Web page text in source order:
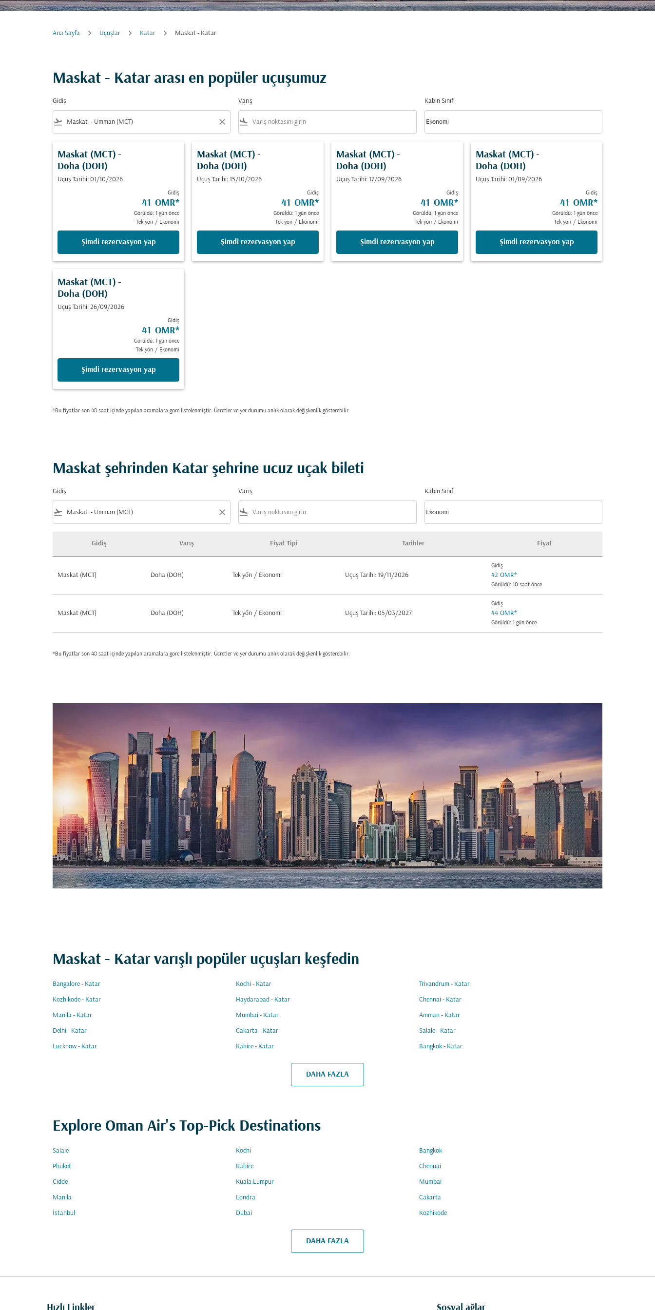
Ana Sayfa Uçuşlar Katar Maskat - Katar
Maskat - Katar arası en popüler uçuşumuz
Gidiş
flight_takeoff close
Varış
flight_land
Kabin Sınıfı
Kabin Sınıfı option Ekonomi Selected
Ekonomi
keyboard_arrow_down
Maskat (MCT) -
Doha (DOH)
Uçuş Tarihi: 01/10/2026
Gidiş
41 OMR*
Görüldü: 1 gün önce
Tek yön / Ekonomi
Şimdi rezervasyon yap
Maskat (MCT) -
Doha (DOH)
Uçuş Tarihi: 15/10/2026
Gidiş
41 OMR*
Görüldü: 1 gün önce
Tek yön / Ekonomi
Şimdi rezervasyon yap
Maskat (MCT) -
Doha (DOH)
Uçuş Tarihi: 17/09/2026
Gidiş
41 OMR*
Görüldü: 1 gün önce
Tek yön / Ekonomi
Şimdi rezervasyon yap
Maskat (MCT) -
Doha (DOH)
Uçuş Tarihi: 01/09/2026
Gidiş
41 OMR*
Görüldü: 1 gün önce
Tek yön / Ekonomi
Şimdi rezervasyon yap
Maskat (MCT) -
Doha (DOH)
Uçuş Tarihi: 26/09/2026
Gidiş
41 OMR*
Görüldü: 1 gün önce
Tek yön / Ekonomi
Şimdi rezervasyon yap
*Bu fiyatlar son 48 saat içinde yapılan aramalara gore listelenmiştir. Ücretler ve yer durumu anlık olarak değişkenlik gösterebilir.
Maskat şehrinden Katar şehrine ucuz uçak bileti
Gidiş
flight_takeoff close
Varış
flight_land
Kabin Sınıfı
Kabin Sınıfı option Ekonomi Selected
Ekonomi
keyboard_arrow_down
Gidiş Varış Fiyat Tipi Tarihler Fiyat
Maskat (MCT) Doha (DOH) Tek yön / Ekonomi Uçuş Tarihi: 19/11/2026
Gidiş
42 OMR*
Görüldü: 10 saat önce
Maskat (MCT) Doha (DOH) Tek yön / Ekonomi Uçuş Tarihi: 05/03/2027
Gidiş
44 OMR*
Görüldü: 1 gün önce
*Bu fiyatlar son 48 saat içinde yapılan aramalara gore listelenmiştir. Ücretler ve yer durumu anlık olarak değişkenlik gösterebilir.
Maskat - Katar varışlı popüler uçuşları keşfedin
Bangalore - Katar Kochi - Katar Trivandrum - Katar
Kozhikode - Katar Haydarabad - Katar Chennai - Katar
Manila - Katar Mumbai - Katar Amman - Katar
Delhi - Katar Cakarta - Katar Salale - Katar
Lucknow - Katar Kahire - Katar Bangkok - Katar
DAHA FAZLA
Explore Oman Air's Top-Pick Destinations
Salale Kochi Bangkok
Phuket Kahire Chennai
Cidde Kuala Lumpur Mumbai
Manila Londra Cakarta
İstanbul Dubai Kozhikode
DAHA FAZLA